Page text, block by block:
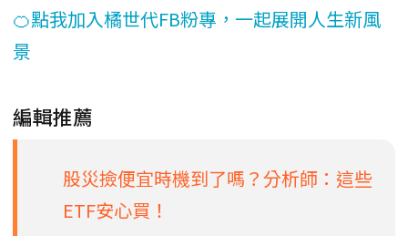
🍊點我加入橘世代FB粉專，一起展開人生新風
景
編輯推薦
股災撿便宜時機到了嗎？分析師：這些
ETF安心買！